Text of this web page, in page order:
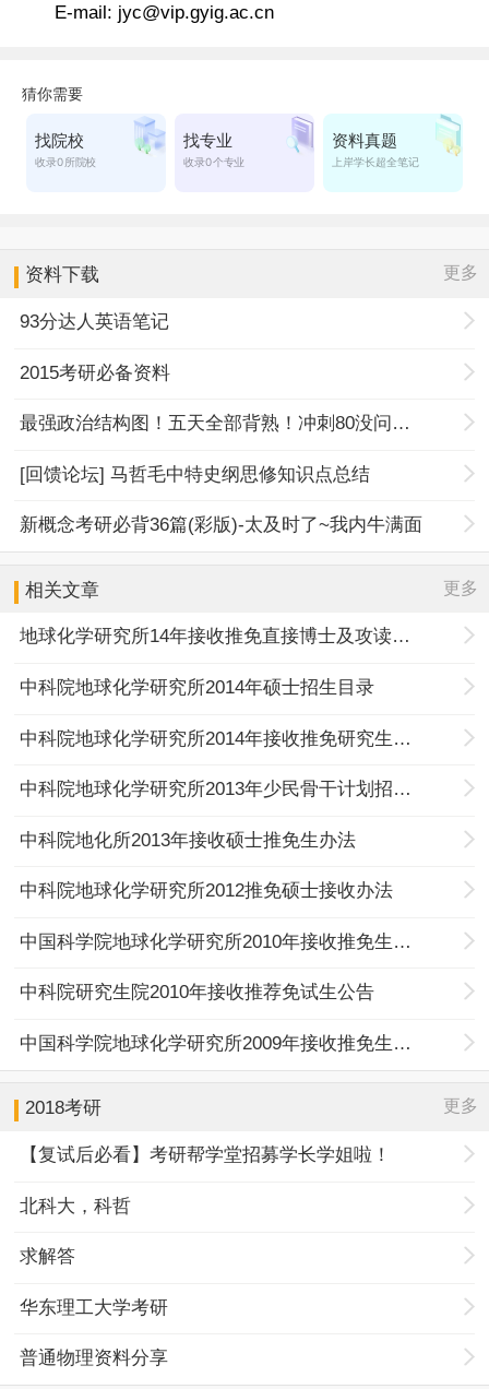
E-mail: jyc@vip.gyig.ac.cn
资料下载 更多
93分达人英语笔记
2015考研必备资料
最强政治结构图！五天全部背熟！冲刺80没问题！
[回馈论坛] 马哲毛中特史纲思修知识点总结
新概念考研必背36篇(彩版)-太及时了~我内牛满面
相关文章 更多
地球化学研究所14年接收推免直接博士及攻读硕士办法
中科院地球化学研究所2014年硕士招生目录
中科院地球化学研究所2014年接收推免研究生办法
中科院地球化学研究所2013年少民骨干计划招生信息
中科院地化所2013年接收硕士推免生办法
中科院地球化学研究所2012推免硕士接收办法
中国科学院地球化学研究所2010年接收推免生办法
中科院研究生院2010年接收推荐免试生公告
中国科学院地球化学研究所2009年接收推免生办法
2018考研 更多
【复试后必看】考研帮学堂招募学长学姐啦！
北科大，科哲
求解答
华东理工大学考研
普通物理资料分享